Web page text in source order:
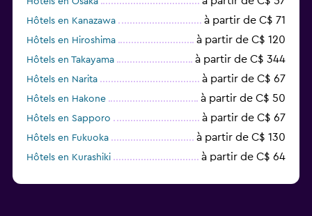
Hôtels en Kanazawa à partir de C$ 71
Hôtels en Hiroshima à partir de C$ 120
Hôtels en Takayama à partir de C$ 344
Hôtels en Narita à partir de C$ 67
Hôtels en Hakone à partir de C$ 50
Hôtels en Sapporo à partir de C$ 67
Hôtels en Fukuoka à partir de C$ 130
Hôtels en Kurashiki à partir de C$ 64